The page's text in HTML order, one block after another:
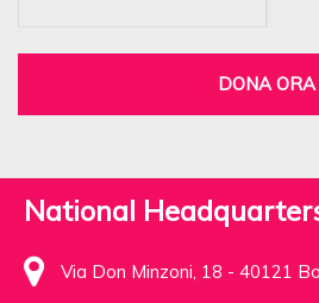
DONA ORA
National
Via Don Minzoni, 18 - 40121